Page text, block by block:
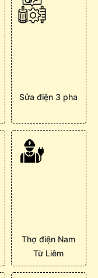
Sửa điện 3 pha
Thợ điện Nam
Từ Liêm